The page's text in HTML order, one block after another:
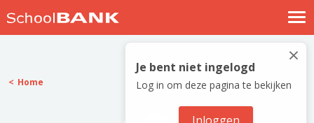
Nostalgische verhalen
Log in
Meld je gratis aan
×
Je bent niet ingelogd
Log in om deze pagina te bekijken
Home